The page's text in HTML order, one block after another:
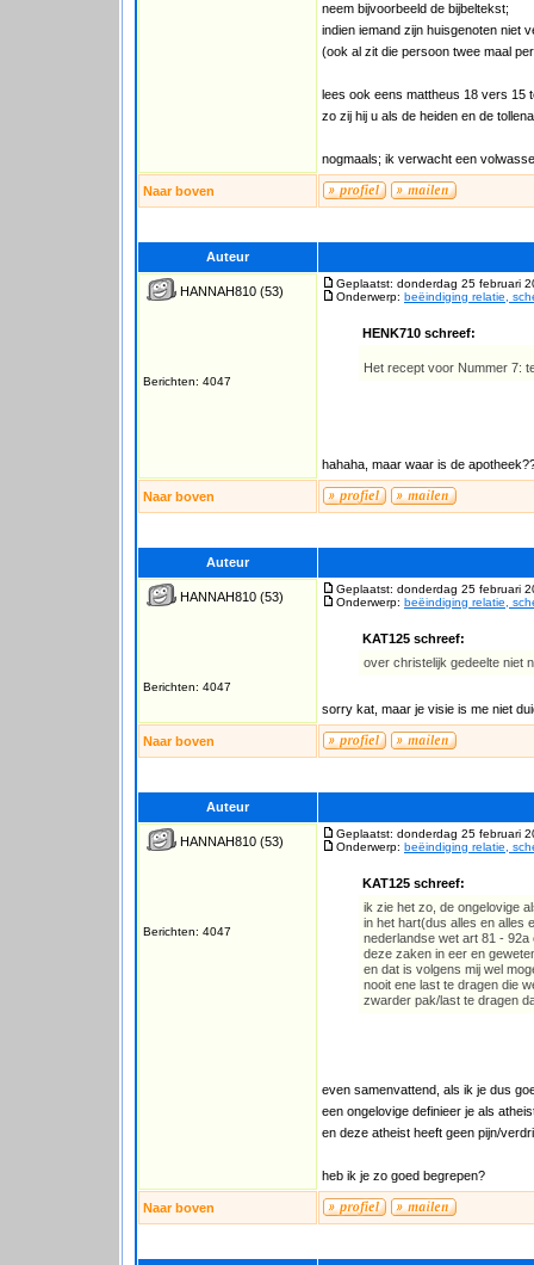
neem bijvoorbeeld de bijbeltekst;
indien iemand zijn huisgenoten niet
(ook al zit die persoon twee maal
lees ook eens mattheus 18 vers 15
zo zij hij u als de heiden en de
nogmaals; ik verwacht een
Naar boven
Auteur
HANNAH810 (53)
Berichten: 4047
Geplaatst: donderdag 25 februari
Onderwerp: beëindiging relatie,
HENK710 schreef:
Het recept voor Nummer 7:
hahaha, maar waar is de
Naar boven
Auteur
HANNAH810 (53)
Berichten: 4047
Geplaatst: donderdag 25 februari
Onderwerp: beëindiging relatie,
KAT125 schreef:
over christelijk gedeelte niet
sorry kat, maar je visie is me niet
Naar boven
Auteur
HANNAH810 (53)
Berichten: 4047
Geplaatst: donderdag 25 februari
Onderwerp: beëindiging relatie,
KAT125 schreef:
ik zie het zo, de ongelovige
in het hart(dus alles en alles
nederlandse wet art 81 -
deze zaken in eer en
en dat is volgens mij wel
nooit ene last te dragen die
zwarder pak/last te dragen
even samenvattend, als ik je dus
een ongelovige definieer je als
en deze atheist heeft geen pijn/
heb ik je zo goed begrepen?
Naar boven